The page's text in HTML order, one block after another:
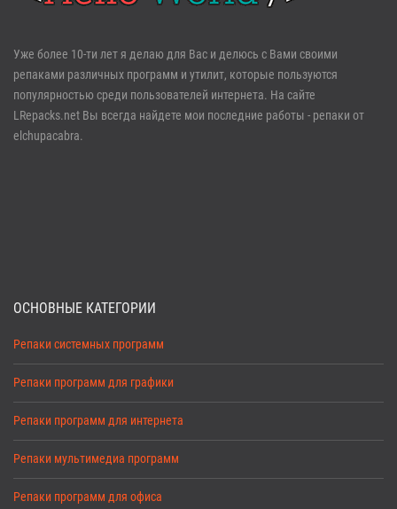
Войти
Регистрация
Забыли пароль?
Уже более 10-ти лет я делаю для Вас и делюсь с Вами своими
репаками различных программ и утилит, которые пользуются
популярностью среди пользователей интернета. На сайте
LRepacks.net Вы всегда найдете мои последние работы - репаки от
elchupacabra.
ОСНОВНЫЕ КАТЕГОРИИ
Репаки системных программ
Репаки программ для графики
Репаки программ для интернета
Репаки мультимедиа программ
Репаки программ для офиса